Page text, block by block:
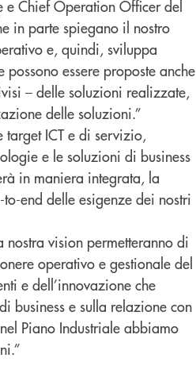
e Chief Operation Officer del
in parte spiegano il nostro
e, quindi, sviluppa
essere proposte anche
– delle soluzioni realizzate,
delle soluzioni.”
target ICT e di servizio,
e le soluzioni di business
in maniera integrata, la
end delle esigenze dei nostri
vision permetteranno di
operativo e gestionale del
e dell’innovazione che
business e sulla relazione con
Piano Industriale abbiamo